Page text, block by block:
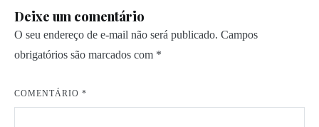
Deixe um comentário
O seu endereço de e-mail não será publicado. Campos
obrigatórios são marcados com *
COMENTÁRIO *